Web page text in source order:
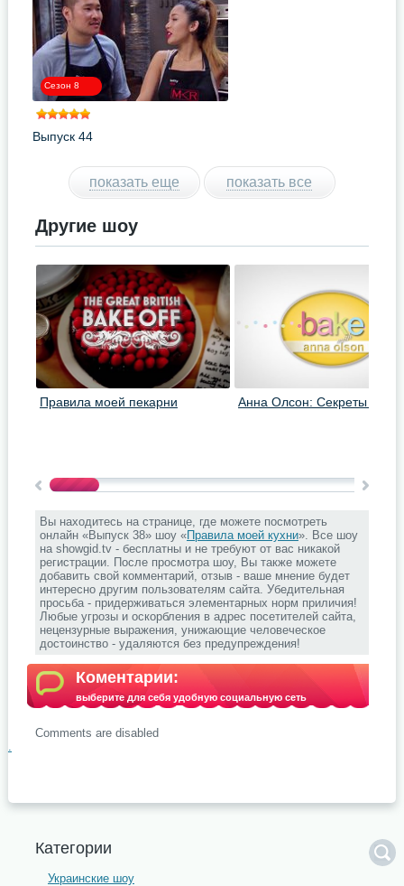
Сезон 8
Выпуск 44
показать еще показать все
Другие шоу
Правила моей пекарни Анна Олсон: Секреты
Вы находитесь на странице, где можете посмотреть
онлайн «Выпуск 38» шоу «Правила моей кухни». Все шоу
на showgid.tv - бесплатны и не требуют от вас никакой
регистрации. После просмотра шоу, Вы также можете
добавить свой комментарий, отзыв - ваше мнение будет
интересно другим пользователям сайта. Убедительная
просьба - придерживаться элементарных норм приличия!
Любые угрозы и оскорбления в адрес посетителей сайта,
нецензурные выражения, унижающие человеческое
достоинство - удаляются без предупреждения!
Коментарии:
выберите для себя удобную социальную сеть
Comments are disabled
.
Категории
Украинские шоу